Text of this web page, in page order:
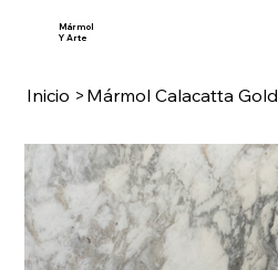
Mármol
Y Arte
Inicio > Mármol Calacatta Gold